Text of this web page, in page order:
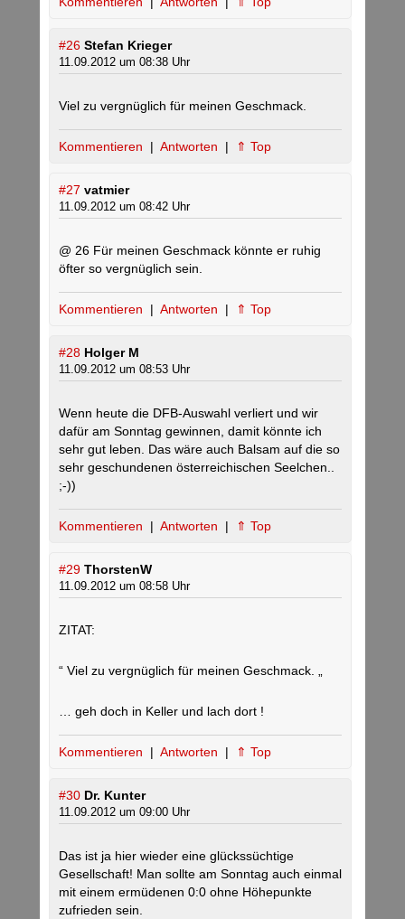
#26 Stefan Krieger
11.09.2012 um 08:38 Uhr
Viel zu vergnüglich für meinen Geschmack.
Kommentieren | Antworten | ⇑ Top
#27 vatmier
11.09.2012 um 08:42 Uhr
@ 26 Für meinen Geschmack könnte er ruhig
öfter so vergnüglich sein.
Kommentieren | Antworten | ⇑ Top
#28 Holger M
11.09.2012 um 08:53 Uhr
Wenn heute die DFB-Auswahl verliert und wir
dafür am Sonntag gewinnen, damit könnte ich
sehr gut leben. Das wäre auch Balsam auf die so
sehr geschundenen österreichischen Seelchen..
;-))
Kommentieren | Antworten | ⇑ Top
#29 ThorstenW
11.09.2012 um 08:58 Uhr
ZITAT:
“ Viel zu vergnüglich für meinen Geschmack. „
… geh doch in Keller und lach dort !
Kommentieren | Antworten | ⇑ Top
#30 Dr. Kunter
11.09.2012 um 09:00 Uhr
Das ist ja hier wieder eine glückssüchtige
Gesellschaft! Man sollte am Sonntag auch einmal
mit einem ermüdenen 0:0 ohne Höhepunkte
zufrieden sein.